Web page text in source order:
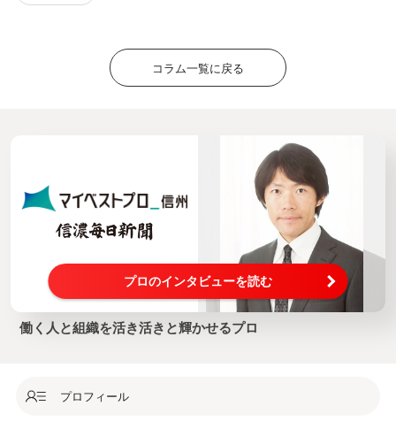
コラム一覧に戻る
プロのインタビューを読む
働く人と組織を活き活きと輝かせるプロ
プロフィール